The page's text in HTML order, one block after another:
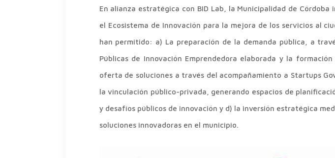
En alianza estratégica con BID Lab, la Municipalidad de
el Ecosistema de Innovación para la mejora de los servicios al
han permitido: a) La preparación de la demanda pública, a
Públicas de Innovación Emprendedora elaborada y la
oferta de soluciones a través del acompañamiento a Startups
la vinculación público-privada, generando espacios de
y desafíos públicos de innovación y d) la inversión estratégica
soluciones innovadoras en el municipio.